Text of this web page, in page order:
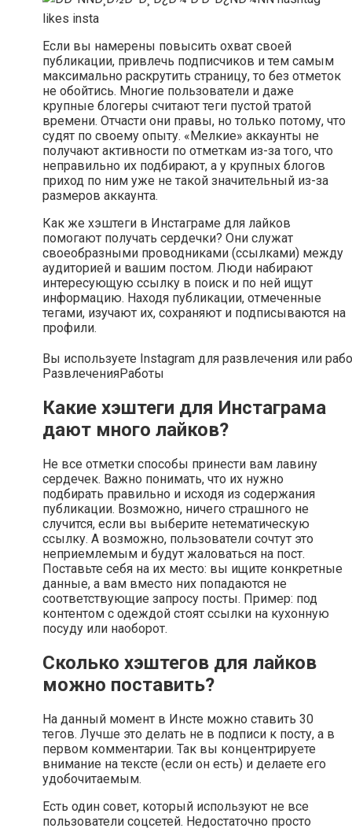
Если вы намерены повысить охват своей
публикации, привлечь подписчиков и тем самым
максимально раскрутить страницу, то без отметок
не обойтись. Многие пользователи и даже
крупные блогеры считают теги пустой тратой
времени. Отчасти они правы, но только потому, что
судят по своему опыту. «Мелкие» аккаунты не
получают активности по отметкам из-за того, что
неправильно их подбирают, а у крупных блогов
приход по ним уже не такой значительный из-за
размеров аккаунта.
Как же хэштеги в Инстаграме для лайков
помогают получать сердечки? Они служат
своеобразными проводниками (ссылками) между
аудиторией и вашим постом. Люди набирают
интересующую ссылку в поиск и по ней ищут
информацию. Находя публикации, отмеченные
тегами, изучают их, сохраняют и подписываются на
профили.
Вы используете Instagram для развлечения или
РазвлеченияРаботы
Какие хэштеги для Инстаграма
дают много лайков?
Не все отметки способы принести вам лавину
сердечек. Важно понимать, что их нужно
подбирать правильно и исходя из содержания
публикации. Возможно, ничего страшного не
случится, если вы выберите нетематическую
ссылку. А возможно, пользователи сочтут это
неприемлемым и будут жаловаться на пост.
Поставьте себя на их место: вы ищите конкретные
данные, а вам вместо них попадаются не
соответствующие запросу посты. Пример: под
контентом с одеждой стоят ссылки на кухонную
посуду или наоборот.
Сколько хэштегов для лайков
можно поставить?
На данный момент в Инсте можно ставить 30
тегов. Лучше это делать не в подписи к посту, а в
первом комментарии. Так вы концентрируете
внимание на тексте (если он есть) и делаете его
удобочитаемым.
Есть один совет, который используют не все
пользователи соцсетей. Недостаточно просто